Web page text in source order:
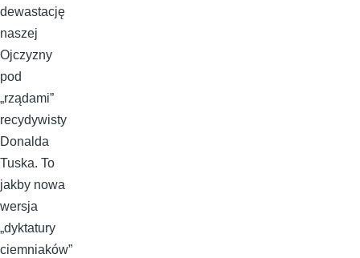
dewastację
naszej
Ojczyzny
pod
„rządami”
recydywisty
Donalda
Tuska. To
jakby nowa
wersja
„dyktatury
ciemniaków”